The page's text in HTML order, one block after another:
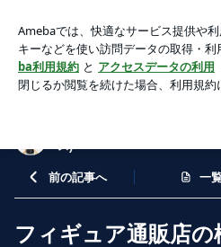
置き場(ラブライブ!、ナナシス)
アプリをダウンロードして ブログの
ょう。
ス)
前の記事へ 一
フィギュア通販店の